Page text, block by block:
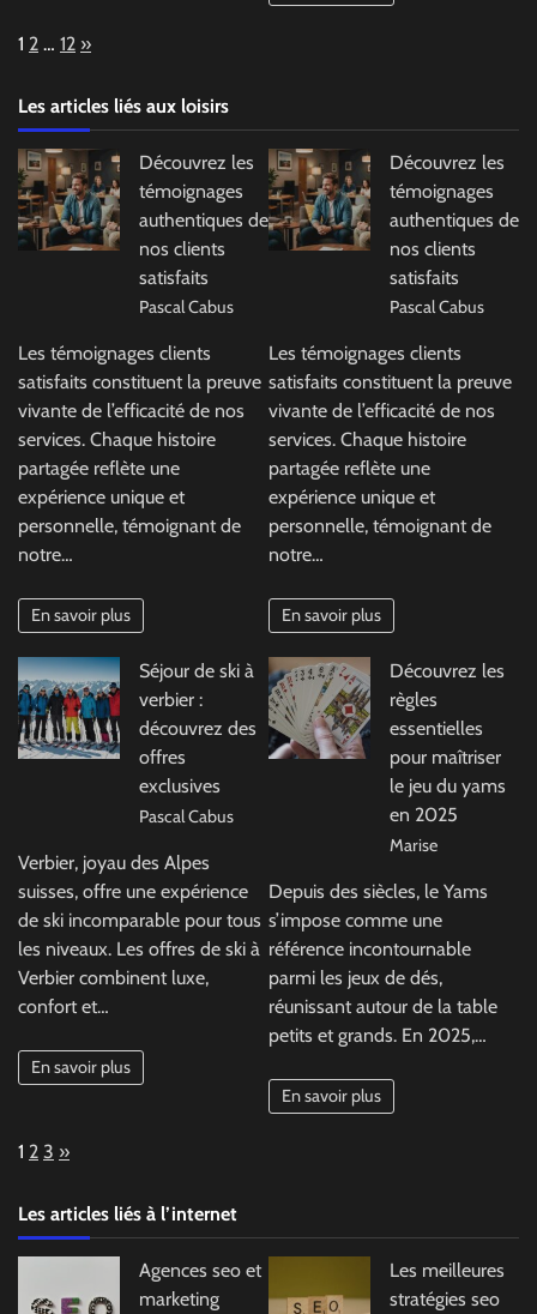
Page:
1 2 … 12 Next
»
Les articles liés aux loisirs
Découvrez les
témoignages
authentiques de
nos clients
satisfaits
Pascal Cabus
Les témoignages clients
satisfaits constituent la preuve
vivante de l’efficacité de nos
services. Chaque histoire
partagée reflète une
expérience unique et
personnelle, témoignant de
notre…
En savoir plus
Découvrez les
témoignages
authentiques de
nos clients
satisfaits
Pascal Cabus
Les témoignages clients
satisfaits constituent la preuve
vivante de l’efficacité de nos
services. Chaque histoire
partagée reflète une
expérience unique et
personnelle, témoignant de
notre…
En savoir plus
Séjour de ski à
verbier :
découvrez des
offres
exclusives
Pascal Cabus
Verbier, joyau des Alpes
suisses, offre une expérience
de ski incomparable pour tous
les niveaux. Les offres de ski à
Verbier combinent luxe,
confort et…
En savoir plus
Découvrez les
règles
essentielles
pour maîtriser
le jeu du yams
en 2025
Marise
Depuis des siècles, le Yams
s’impose comme une
référence incontournable
parmi les jeux de dés,
réunissant autour de la table
petits et grands. En 2025,…
En savoir plus
Page:
1 2 3 Next
»
Les articles liés à l’internet
Agences seo et
marketing
Les meilleures
stratégies seo